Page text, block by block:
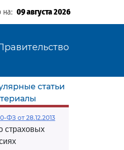
на: 09 августа 2026
статьи
ФЗ от 28.12.2013
страховых